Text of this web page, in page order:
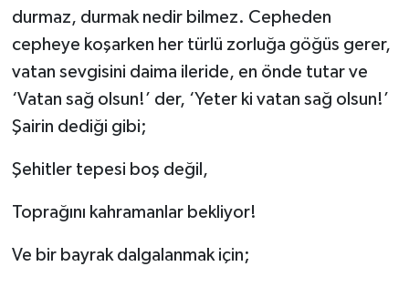
durmaz, durmak nedir bilmez. Cepheden
cepheye koşarken her türlü zorluğa göğüs gerer,
vatan sevgisini daima ileride, en önde tutar ve
‘Vatan sağ olsun!’ der, ‘Yeter ki vatan sağ olsun!’
Şairin dediği gibi;
Şehitler tepesi boş değil,
Toprağını kahramanlar bekliyor!
Ve bir bayrak dalgalanmak için;
Giresun Müftülüğü
Gümüşhane Müftülüğü
Hakkari Müftülüğü
Hatay Müftülüğü
Iğdır Müftülüğü
Isparta Müftülüğü